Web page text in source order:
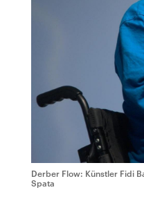
Derber Flow: Künstler Fidi
Spata